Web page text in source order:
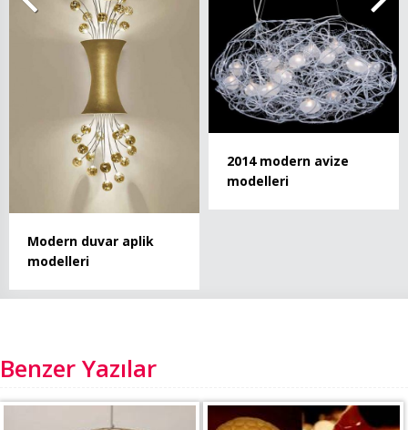
Modern duvar aplik
modelleri
2014 modern avize
modelleri
Benzer Yazılar